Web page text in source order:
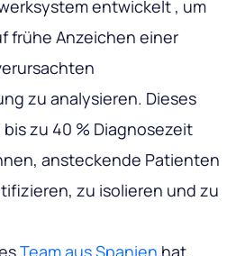
entwickelt , um
frühe Anzeichen einer
zu analysieren. Dieses
zu 40 % Diagnosezeit
ansteckende Patienten
zu isolieren und zu
Team aus Spanien hat